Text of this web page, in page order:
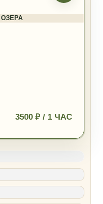
3500 ₽ / 1 ЧАС